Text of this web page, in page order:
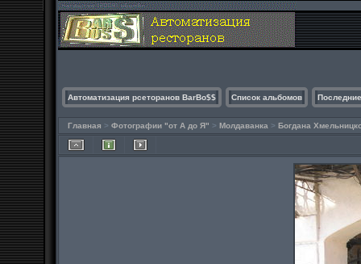
Автоматизация рсеторанов BarBo$$ Список альбомов
Главная > Фотографии "от А до Я" > Молдаванка > Богдана